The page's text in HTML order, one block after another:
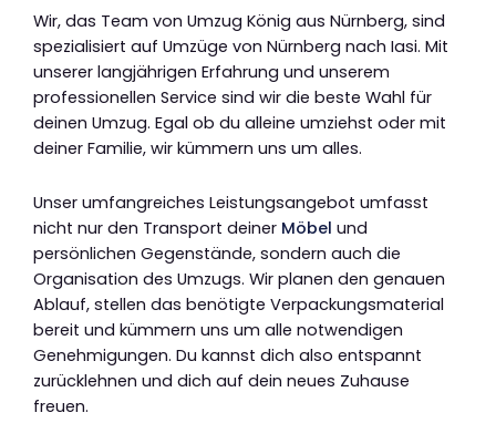
Wir, das Team von Umzug König aus Nürnberg, sind
spezialisiert auf Umzüge von Nürnberg nach Iasi. Mit
unserer langjährigen Erfahrung und unserem
professionellen Service sind wir die beste Wahl für
deinen Umzug. Egal ob du alleine umziehst oder mit
deiner Familie, wir kümmern uns um alles.
Unser umfangreiches Leistungsangebot umfasst
nicht nur den Transport deiner Möbel und
persönlichen Gegenstände, sondern auch die
Organisation des Umzugs. Wir planen den genauen
Ablauf, stellen das benötigte Verpackungsmaterial
bereit und kümmern uns um alle notwendigen
Genehmigungen. Du kannst dich also entspannt
zurücklehnen und dich auf dein neues Zuhause
freuen.